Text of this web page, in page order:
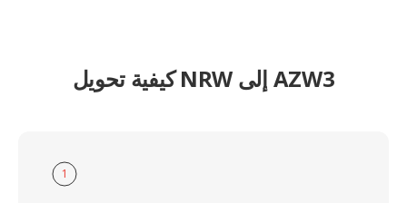
كيفية تحويل NRW إلى AZW3
1